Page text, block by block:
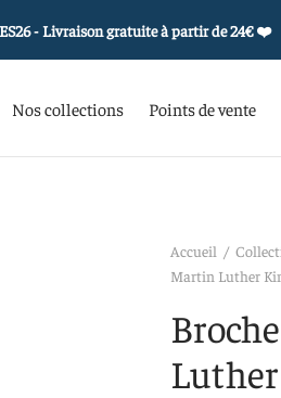
- Livraison gratuite à partir de 24€❤️
Nos collections Points de vente
Accueil /
Martin Luther